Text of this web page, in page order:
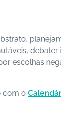
escolhas
com o